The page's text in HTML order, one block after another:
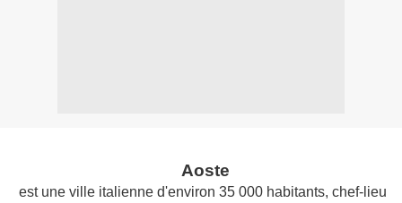
Aoste
est une ville italienne d'environ 35 000 habitants, chef-lieu